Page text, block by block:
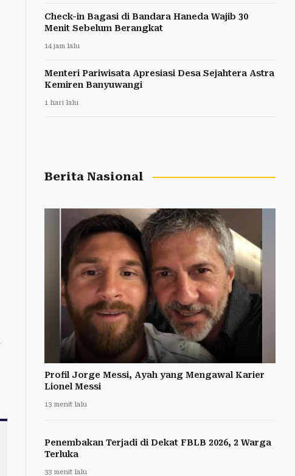
Check-in Bagasi di Bandara Haneda Wajib 30
Menit Sebelum Berangkat
14 jam lalu
Menteri Pariwisata Apresiasi Desa Sejahtera Astra
Kemiren Banyuwangi
1 hari lalu
Berita Nasional
Profil Jorge Messi, Ayah yang Mengawal Karier
Lionel Messi
13 menit lalu
Penembakan Terjadi di Dekat FBLB 2026, 2 Warga
Terluka
33 menit lalu